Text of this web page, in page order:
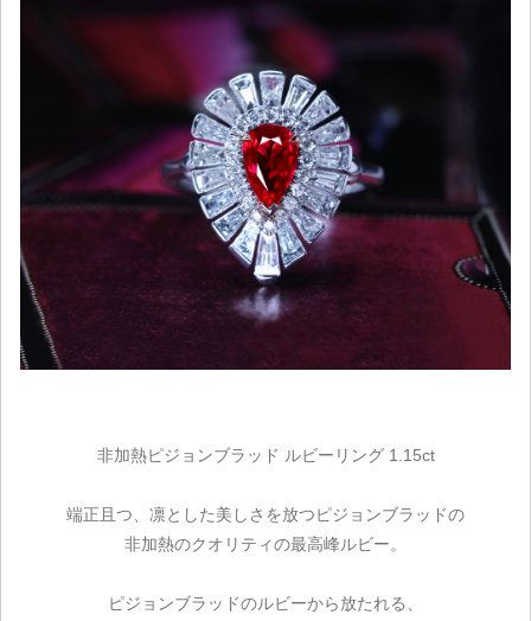
非加熱ピジョンブラッド ルビーリング 1.15ct
端正且つ、凛とした美しさを放つピジョンブラッドの
非加熱のクオリティの最高峰ルビー。
ピジョンブラッドのルビーから放たれる、